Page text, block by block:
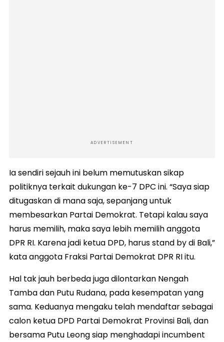
ADVERTISEMENT
Ia sendiri sejauh ini belum memutuskan sikap
politiknya terkait dukungan ke-7 DPC ini. “Saya siap
ditugaskan di mana saja, sepanjang untuk
membesarkan Partai Demokrat. Tetapi kalau saya
harus memilih, maka saya lebih memilih anggota
DPR RI. Karena jadi ketua DPD, harus stand by di Bali,”
kata anggota Fraksi Partai Demokrat DPR RI itu.
Hal tak jauh berbeda juga dilontarkan Nengah
Tamba dan Putu Rudana, pada kesempatan yang
sama. Keduanya mengaku telah mendaftar sebagai
calon ketua DPD Partai Demokrat Provinsi Bali, dan
bersama Putu Leong siap menghadapi incumbent